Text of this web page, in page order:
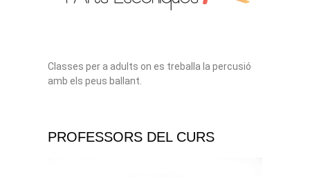
Classes per a adults on es treballa la percusió
amb els peus ballant.
PROFESSORS DEL CURS